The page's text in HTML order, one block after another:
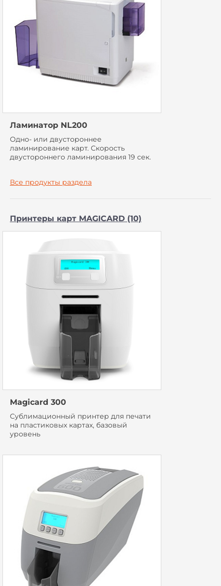
Ламинатор NL200
Одно- или двустороннее
ламинирование карт. Скорость
двустороннего ламинирования 19 сек.
Все продукты раздела
Принтеры карт MAGICARD (10)
Magicard 300
Сублимационный принтер для печати
на пластиковых картах, базовый
уровень